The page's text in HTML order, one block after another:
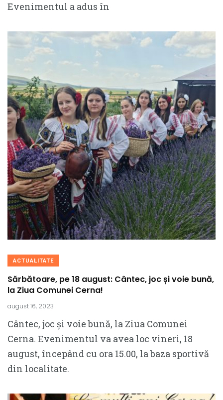
Evenimentul a adus în
ACTUALITATE
Sărbătoare, pe 18 august: Cântec, joc și voie bună,
la Ziua Comunei Cerna!
august 16, 2023
Cântec, joc și voie bună, la Ziua Comunei
Cerna. Evenimentul va avea loc vineri, 18
august, începând cu ora 15.00, la baza sportivă
din localitate.